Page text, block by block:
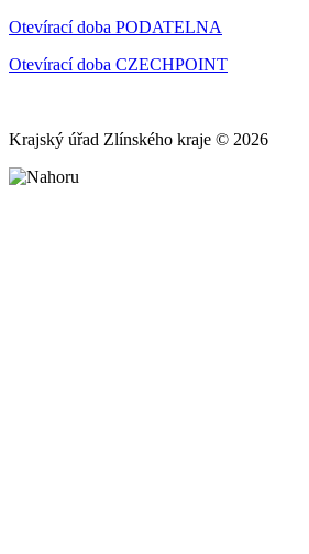
Otevírací doba PODATELNA
Otevírací doba CZECHPOINT
Krajský úřad Zlínského kraje © 2026